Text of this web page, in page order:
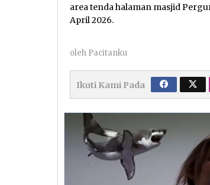
area tenda halaman masjid
April 2026.
oleh Pacitanku
Ikuti Kami Pada